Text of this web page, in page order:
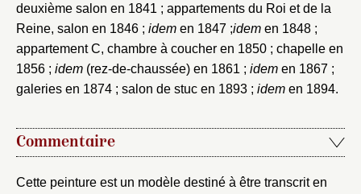
deuxième salon en 1841 ; appartements du Roi et de la
Reine, salon en 1846 ; idem en 1847 ;idem en 1848 ;
appartement C, chambre à coucher en 1850 ; chapelle en
1856 ; idem (rez-de-chaussée) en 1861 ; idem en 1867 ;
galeries en 1874 ; salon de stuc en 1893 ; idem en 1894.
Commentaire
Cette peinture est un modèle destiné à être transcrit en